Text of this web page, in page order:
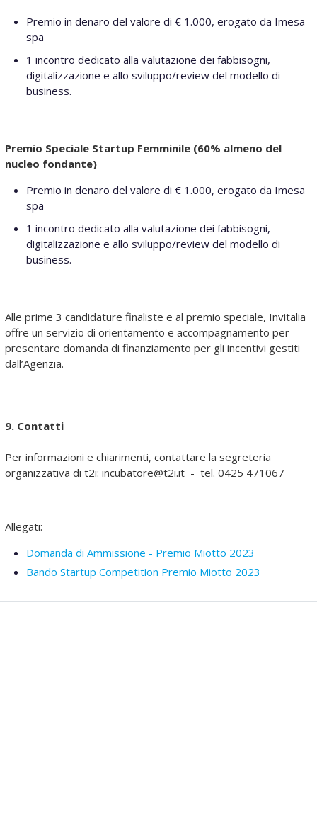
Premio in denaro del valore di € 1.000, erogato da Imesa
spa
1 incontro dedicato alla valutazione dei fabbisogni,
digitalizzazione e allo sviluppo/review del modello di
business.
Premio Speciale Startup Femminile (60% almeno del
nucleo fondante)
Premio in denaro del valore di € 1.000, erogato da Imesa
spa
1 incontro dedicato alla valutazione dei fabbisogni,
digitalizzazione e allo sviluppo/review del modello di
business.
Alle prime 3 candidature finaliste e al premio speciale, Invitalia
offre un servizio di orientamento e accompagnamento per
presentare domanda di finanziamento per gli incentivi gestiti
dall’Agenzia.
9. Contatti
Per informazioni e chiarimenti, contattare la segreteria
organizzativa di t2i: incubatore@t2i.it - tel. 0425 471067
Allegati:
Domanda di Ammissione - Premio Miotto 2023
Bando Startup Competition Premio Miotto 2023